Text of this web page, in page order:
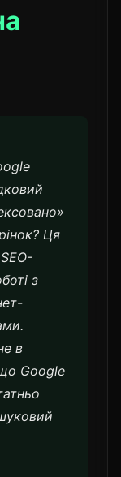
Ця
з
в
Google